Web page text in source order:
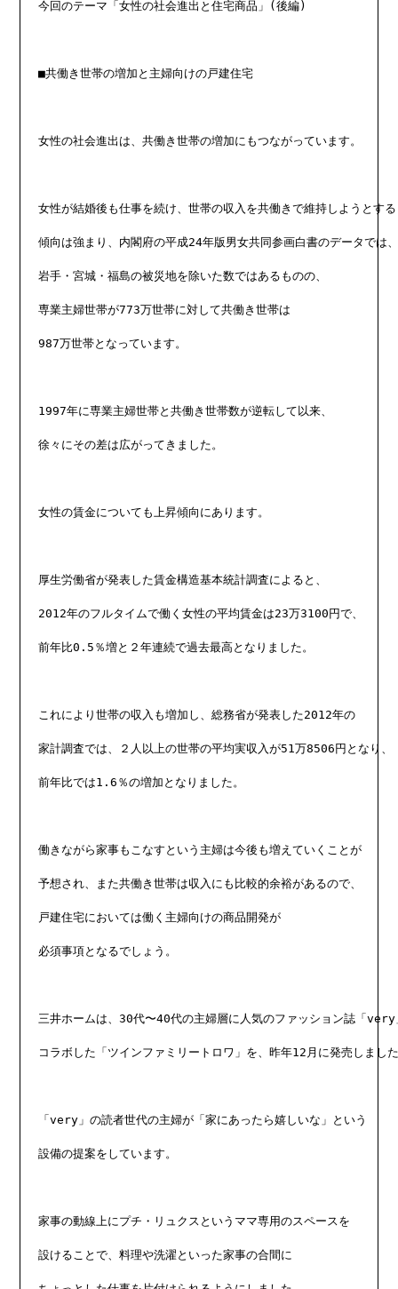
今回のテーマ「女性の社会進出と住宅商品」(後編)
■共働き世帯の増加と主婦向けの戸建住宅
女性の社会進出は、共働き世帯の増加にもつながっています。
女性が結婚後も仕事を続け、世帯の収入を共働きで維持しようとする
傾向は強まり、内閣府の平成24年版男女共同参画白書のデータでは
岩手・宮城・福島の被災地を除いた数ではあるものの、
専業主婦世帯が773万世帯に対して共働き世帯は
987万世帯となっています。
1997年に専業主婦世帯と共働き世帯数が逆転して以来、
徐々にその差は広がってきました。
女性の賃金についても上昇傾向にあります。
厚生労働省が発表した賃金構造基本統計調査によると、
2012年のフルタイムで働く女性の平均賃金は23万3100円で、
前年比0.5％増と２年連続で過去最高となりました。
これにより世帯の収入も増加し、総務省が発表した2012年の
家計調査では、２人以上の世帯の平均実収入が51万8506円となり、
前年比では1.6％の増加となりました。
働きながら家事もこなすという主婦は今後も増えていくことが
予想され、また共働き世帯は収入にも比較的余裕があるので、
戸建住宅においては働く主婦向けの商品開発が
必須事項となるでしょう。
三井ホームは、30代〜40代の主婦層に人気のファッション誌「very
コラボした「ツインファミリートロワ」を、昨年12月に発売しまし
「very」の読者世代の主婦が「家にあったら嬉しいな」という
設備の提案をしています。
家事の動線上にプチ・リュクスというママ専用のスペースを
設けることで、料理や洗濯といった家事の合間に